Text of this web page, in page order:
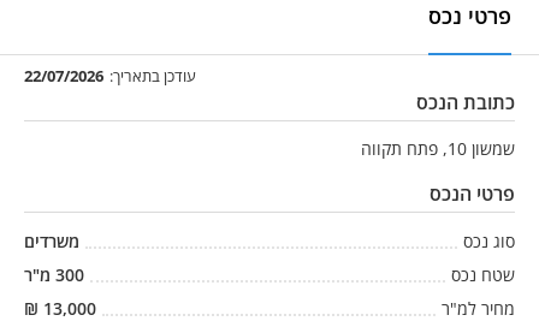
פרטי נכס
עודכן בתאריך: 22/07/2026
כתובת הנכס
שמשון 10, פתח תקווה
פרטי הנכס
סוג נכס
משרדים
שטח נכס
300 מ"ר
מחיר למ"ר
13,000
₪